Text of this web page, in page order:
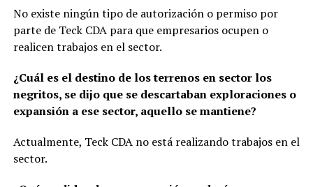
No existe ningún tipo de autorización o permiso por
parte de Teck CDA para que empresarios ocupen o
realicen trabajos en el sector.
¿Cuál es el destino de los terrenos en sector los
negritos, se dijo que se descartaban exploraciones o
expansión a ese sector, aquello se mantiene?
Actualmente, Teck CDA no está realizando trabajos en el
sector.